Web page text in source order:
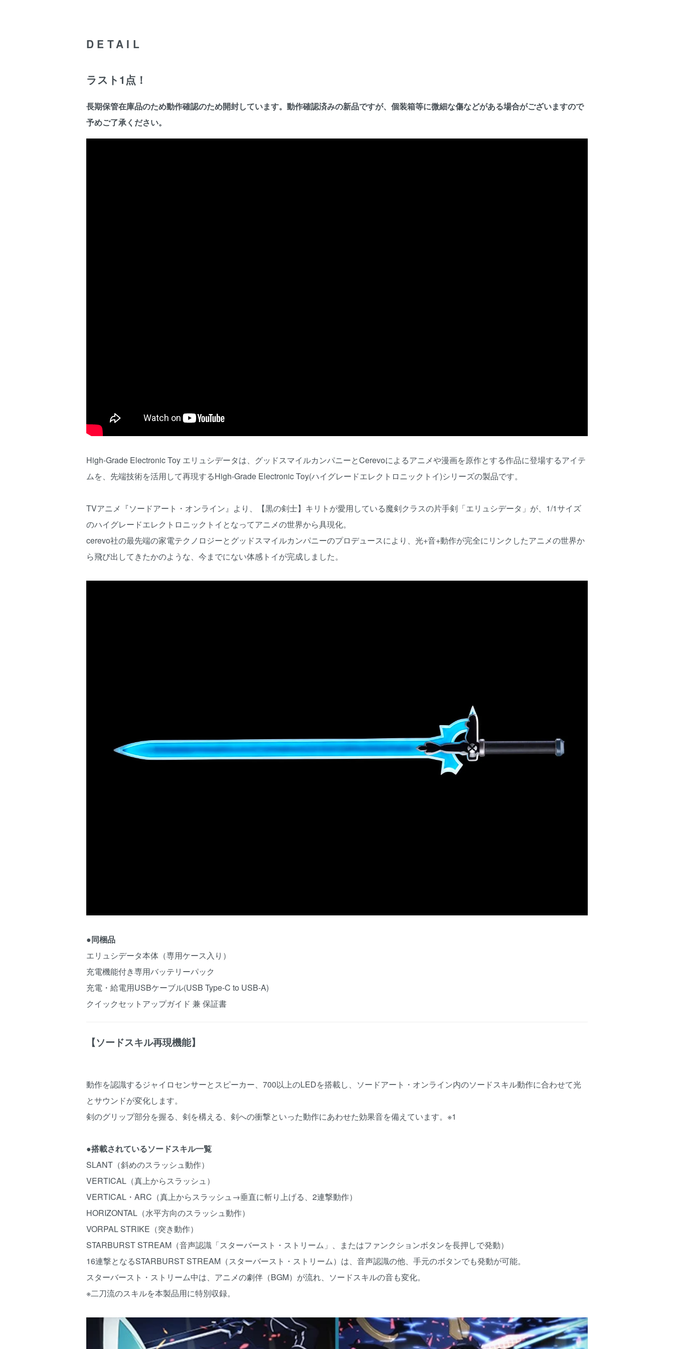
DETAIL
ラスト1点！
長期保管在庫品のため動作確認のため開封しています。動作確認済みの新品ですが、個装箱等に微細な傷などがある場合がございますので
予めご了承ください。
High-Grade Electronic Toy エリュシデータは、グッドスマイルカンパニーとCerevoによるアニメや漫画を原作とする作品に登場するアイテ
ムを、先端技術を活用して再現するHigh-Grade Electronic Toy(ハイグレードエレクトロニックトイ)シリーズの製品です。
TVアニメ『ソードアート・オンライン』より、【黒の剣士】キリトが愛用している魔剣クラスの片手剣「エリュシデータ」が、1/1サイズ
のハイグレードエレクトロニックトイとなってアニメの世界から具現化。
cerevo社の最先端の家電テクノロジーとグッドスマイルカンパニーのプロデュースにより、光+音+動作が完全にリンクしたアニメの世界か
ら飛び出してきたかのような、今までにない体感トイが完成しました。
●同梱品
エリュシデータ本体（専用ケース入り）
充電機能付き専用バッテリーパック
充電・給電用USBケーブル(USB Type-C to USB-A)
クイックセットアップガイド 兼 保証書
【ソードスキル再現機能】
動作を認識するジャイロセンサーとスピーカー、700以上のLEDを搭載し、ソードアート・オンライン内のソードスキル動作に合わせて光
とサウンドが変化します。
剣のグリップ部分を握る、剣を構える、剣への衝撃といった動作にあわせた効果音を備えています。※1
●搭載されているソードスキル一覧
SLANT（斜めのスラッシュ動作）
VERTICAL（真上からスラッシュ）
VERTICAL・ARC（真上からスラッシュ→垂直に斬り上げる、2連撃動作）
HORIZONTAL（水平方向のスラッシュ動作）
VORPAL STRIKE（突き動作）
STARBURST STREAM（音声認識「スターバースト・ストリーム」、またはファンクションボタンを長押しで発動）
16連撃となるSTARBURST STREAM（スターバースト・ストリーム）は、音声認識の他、手元のボタンでも発動が可能。
スターバースト・ストリーム中は、アニメの劇伴（BGM）が流れ、ソードスキルの音も変化。
※二刀流のスキルを本製品用に特別収録。